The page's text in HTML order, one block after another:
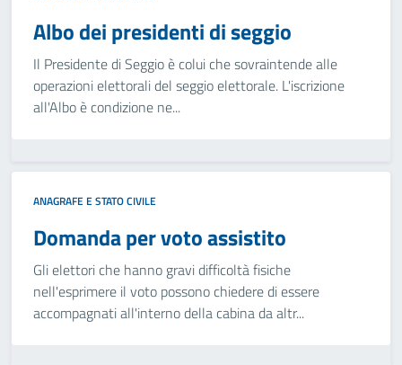
Albo dei presidenti di seggio
Il Presidente di Seggio è colui che sovraintende alle
operazioni elettorali del seggio elettorale. L'iscrizione
all'Albo è condizione ne...
ANAGRAFE E STATO CIVILE
Domanda per voto assistito
Gli elettori che hanno gravi difficoltà fisiche
nell'esprimere il voto possono chiedere di essere
accompagnati all'interno della cabina da altr...